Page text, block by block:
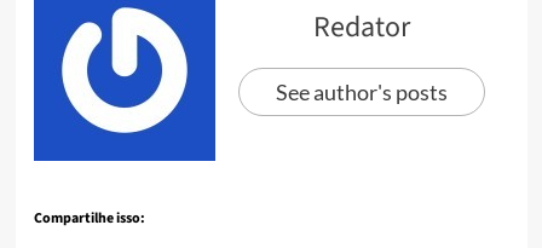
Redator
See author's posts
Compartilhe isso: